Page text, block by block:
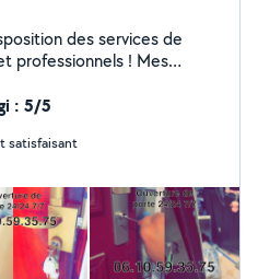
! Mes
(multipoints, haute
Matériel de
qualité pour une sécurité optimale À bientôt
: 5/5
satisfaisant